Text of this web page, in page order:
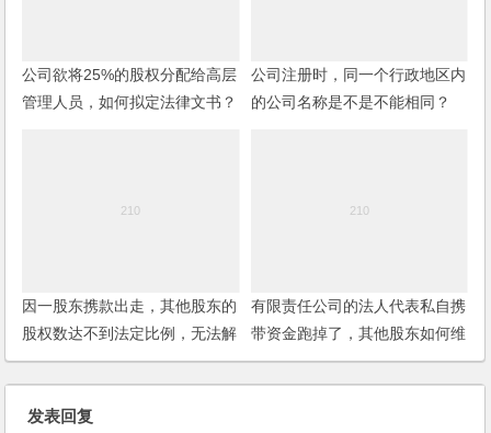
公司欲将25%的股权分配给高层
管理人员，如何拟定法律文书？
公司注册时，同一个行政地区内
的公司名称是不是不能相同？
因一股东携款出走，其他股东的
股权数达不到法定比例，无法解
散公司或修改章程，如何解决？
有限责任公司的法人代表私自携
带资金跑掉了，其他股东如何维
护权益？
发表回复